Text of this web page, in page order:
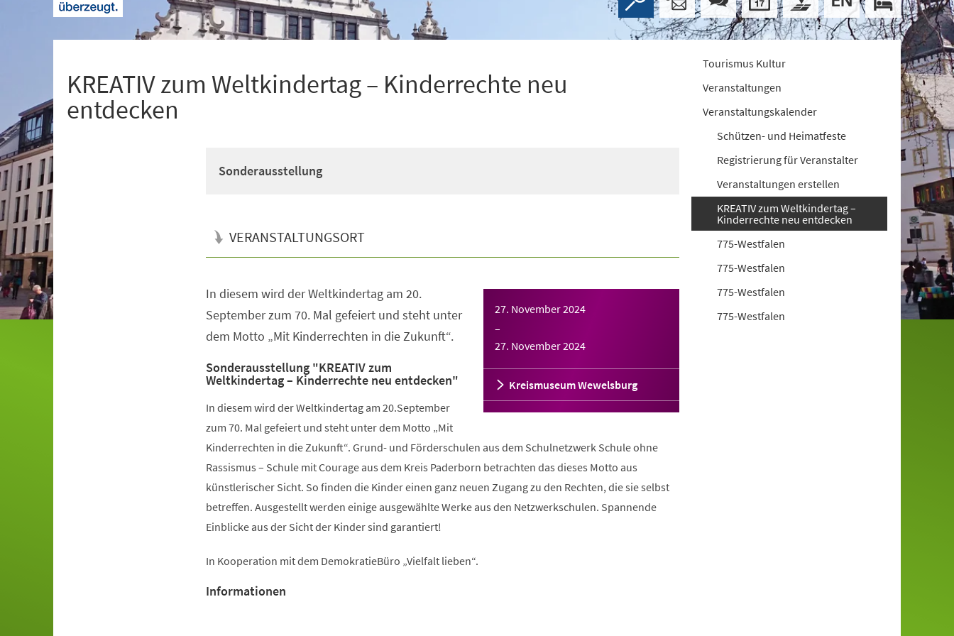
KREATIV zum Weltkindertag – Kinderrechte neu
entdecken
Sonderausstellung
VERANSTALTUNGSORT
27. November 2024
–
27. November 2024
Kreismuseum Wewelsburg
In diesem wird der Weltkindertag am 20.
September zum 70. Mal gefeiert und steht unter
dem Motto „Mit Kinderrechten in die Zukunft“.
Sonderausstellung "KREATIV zum
Weltkindertag – Kinderrechte neu entdecken"
In diesem wird der Weltkindertag am 20.September
zum 70. Mal gefeiert und steht unter dem Motto „Mit
Kinderrechten in die Zukunft“. Grund- und Förderschulen aus dem Schulnetzwerk Schule ohne
Rassismus – Schule mit Courage aus dem Kreis Paderborn betrachten das dieses Motto aus
künstlerischer Sicht. So finden die Kinder einen ganz neuen Zugang zu den Rechten, die sie selbst
betreffen. Ausgestellt werden einige ausgewählte Werke aus den Netzwerkschulen. Spannende
Einblicke aus der Sicht der Kinder sind garantiert!
In Kooperation mit dem DemokratieBüro „Vielfalt lieben“.
Informationen
Tourismus Kultur
Veranstaltungen
Veranstaltungskalender
Schützen- und Heimatfeste
Registrierung für Veranstalter
Veranstaltungen erstellen
KREATIV zum Weltkindertag –
Kinderrechte neu entdecken
775-Westfalen
775-Westfalen
775-Westfalen
775-Westfalen